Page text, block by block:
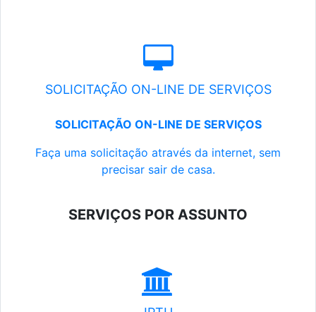
SOLICITAÇÃO ON-LINE DE SERVIÇOS
SOLICITAÇÃO ON-LINE DE SERVIÇOS
Faça uma solicitação através da internet, sem
precisar sair de casa.
SERVIÇOS POR ASSUNTO